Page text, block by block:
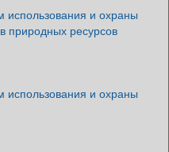
использования и охраны
природных ресурсов
использования и охраны